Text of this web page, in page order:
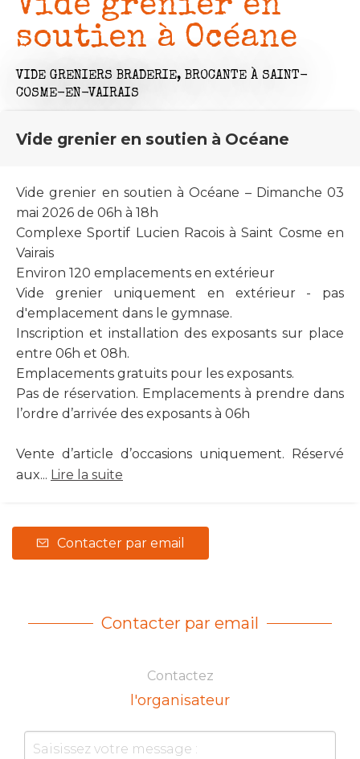
Vide grenier en
soutien à Océane
VIDE GRENIERS BRADERIE, BROCANTE À SAINT-
COSME-EN-VAIRAIS
Vide grenier en soutien à Océane
Vide grenier en soutien à Océane – Dimanche 03
mai 2026 de 06h à 18h
Complexe Sportif Lucien Racois à Saint Cosme en
Vairais
Environ 120 emplacements en extérieur
Vide grenier uniquement en extérieur - pas
d'emplacement dans le gymnase.
Inscription et installation des exposants sur place
entre 06h et 08h.
Emplacements gratuits pour les exposants.
Pas de réservation. Emplacements à prendre dans
l’ordre d’arrivée des exposants à 06h
Vente d’article d’occasions uniquement. Réservé
aux... Lire la suite
Contacter par email
Contacter par email
Contactez
l'organisateur